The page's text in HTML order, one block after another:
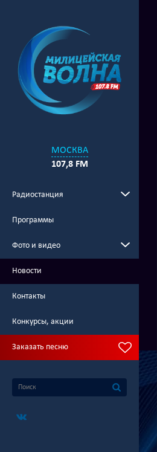
МОСКВА
107,8 FM
Радиостанция
Программы
Фото и видео
Новости
Контакты
Конкурсы, акции
Заказать песню